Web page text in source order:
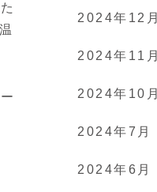
2024年12月
2024年11月
2024年10月
2024年7月
2024年6月